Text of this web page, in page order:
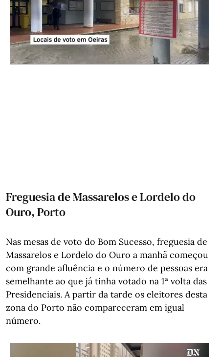
Freguesia de Massarelos e Lordelo do
Ouro, Porto
Nas mesas de voto do Bom Sucesso, freguesia de
Massarelos e Lordelo do Ouro a manhã começou
com grande afluência e o número de pessoas era
semelhante ao que já tinha votado na 1ª volta das
Presidenciais. A partir da tarde os eleitores desta
zona do Porto não compareceram em igual
número.